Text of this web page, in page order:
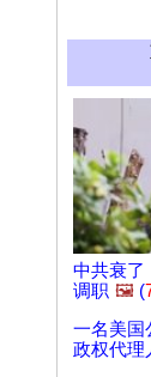
中共衰了
调职 🖼️ (
一名美国
政权代理